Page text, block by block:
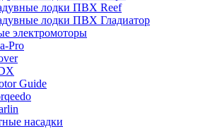
лодки ПВХ Reef
лодки ПВХ Гладиатор
электромоторы
Pro
Guide
насадки